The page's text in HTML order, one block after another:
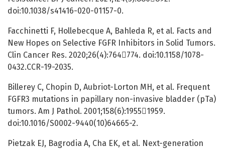
doi:10.1038/s41416-020-01157-0.
Facchinetti F, Hollebecque A, Bahleda R, et al. Facts and
New Hopes on Selective FGFR Inhibitors in Solid Tumors.
Clin Cancer Res. 2020;26(4):764774. doi:10.1158/1078-
0432.CCR-19-2035.
Billerey C, Chopin D, Aubriot-Lorton MH, et al. Frequent
FGFR3 mutations in papillary non-invasive bladder (pTa)
tumors. Am J Pathol. 2001;158(6):19551959.
doi:10.1016/S0002-9440(10)64665-2.
Pietzak EJ, Bagrodia A, Cha EK, et al. Next-generation